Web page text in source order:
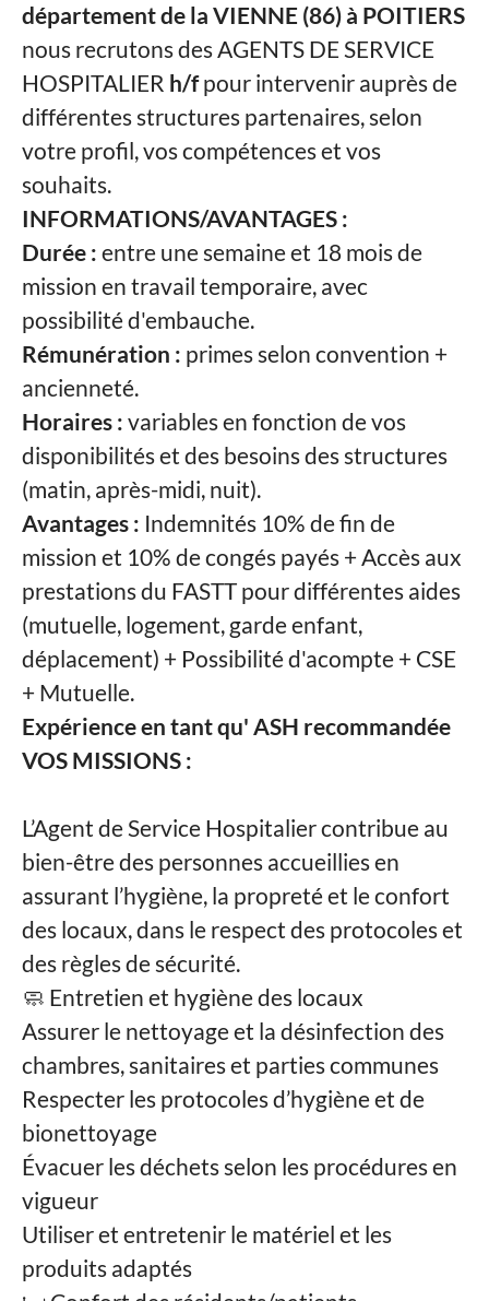
département de la VIENNE (86) à POITIERS
nous recrutons des AGENTS DE SERVICE
HOSPITALIER h/fpour intervenir auprès de
différentes structures partenaires, selon
votre profil, vos compétences et vos
souhaits.
INFORMATIONS/AVANTAGES :
Durée : entre une semaine et 18 mois de
mission en travail temporaire, avec
possibilité d'embauche.
Rémunération : primes selon convention +
ancienneté.
Horaires : variables en fonction de vos
disponibilités et des besoins des structures
(matin, après-midi, nuit).
Avantages : Indemnités 10% de fin de
mission et 10% de congés payés + Accès aux
prestations du FASTT pour différentes aides
(mutuelle, logement, garde enfant,
déplacement) + Possibilité d'acompte + CSE
+ Mutuelle.
Expérience en tant qu' ASH recommandée
VOS MISSIONS :
L’Agent de Service Hospitalier contribue au
bien-être des personnes accueillies en
assurant l’hygiène, la propreté et le confort
des locaux, dans le respect des protocoles et
des règles de sécurité.
🧼 Entretien et hygiène des locaux
Assurer le nettoyage et la désinfection des
chambres, sanitaires et parties communes
Respecter les protocoles d’hygiène et de
bionettoyage
Évacuer les déchets selon les procédures en
vigueur
Utiliser et entretenir le matériel et les
produits adaptés